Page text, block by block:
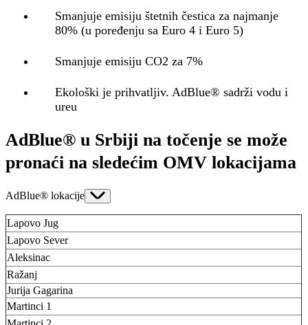
Smanjuje emisiju štetnih čestica za najmanje
80% (u poređenju sa Euro 4 i Euro 5)
Smanjuje emisiju CO2 za 7%
Ekološki je prihvatljiv. AdBlue® sadrži vodu i
ureu
AdBlue® u Srbiji na točenje se može
pronaći na sledećim OMV lokacijama
AdBlue® lokacije
Lapovo Jug
Lapovo Sever
Aleksinac
Ražanj
Jurija Gagarina
Martinci 1